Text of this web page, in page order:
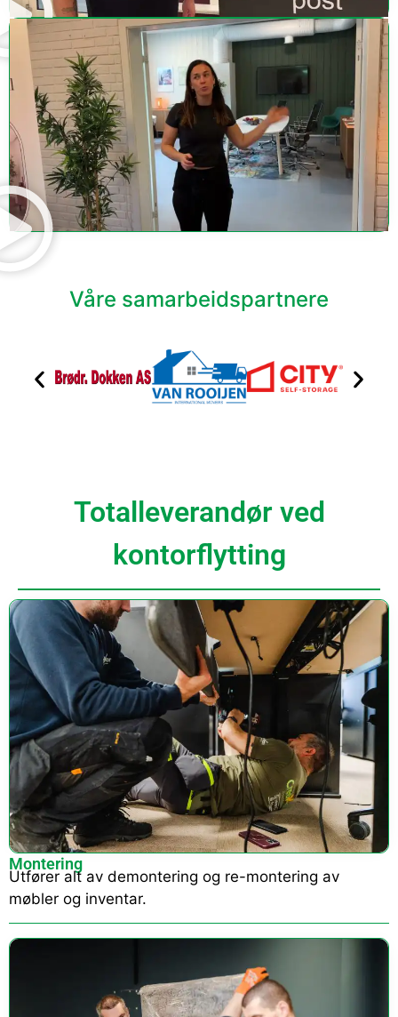
Våre samarbeidspartnere
Totalleverandør ved
kontorflytting
Montering
Utfører alt av demontering og re-montering av
møbler og inventar.